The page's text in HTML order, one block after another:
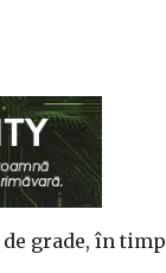
grade, în timp